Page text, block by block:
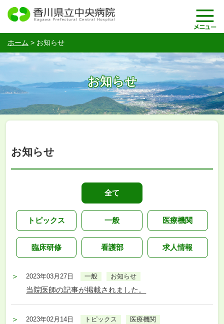
ホーム > お知らせ
お知らせ
お知らせ
全て
トピックス 一般 医療機関
臨床研修 看護部 求人情報
2023年03月27日 一般 お知らせ
当院医師の記事が掲載されました。
2023年02月14日 トピックス 医療機関